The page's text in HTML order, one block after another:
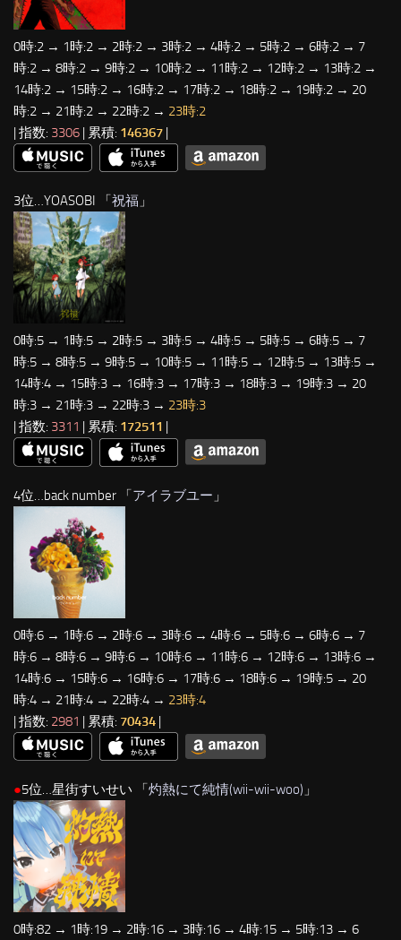
0時:2 → 1時:2 → 2時:2 → 3時:2 → 4時:2 → 5時:2 → 6時:2 → 7
時:2 → 8時:2 → 9時:2 → 10時:2 → 11時:2 → 12時:2 → 13時:2 →
14時:2 → 15時:2 → 16時:2 → 17時:2 → 18時:2 → 19時:2 → 20
時:2 → 21時:2 → 22時:2 → 23時:2
| 指数: 3306 | 累積: 146367 |
3位…YOASOBI 「 祝福 」
0時:5 → 1時:5 → 2時:5 → 3時:5 → 4時:5 → 5時:5 → 6時:5 → 7
時:5 → 8時:5 → 9時:5 → 10時:5 → 11時:5 → 12時:5 → 13時:5 →
14時:4 → 15時:3 → 16時:3 → 17時:3 → 18時:3 → 19時:3 → 20
時:3 → 21時:3 → 22時:3 → 23時:3
| 指数: 3311 | 累積: 172511
4位…back number 「アイラブユー 」
0時:6 → 1時:6 → 2時:6 → 3時:6 → 4時:6 → 5時:6 → 6時:6 → 7
時:6 → 8時:6 → 9時:6 → 10時:6 → 11時:6 → 12時:6 → 13時:6 →
14時:6 → 15時:6 → 16時:6 → 17時:6 → 18時:6 → 19時:5 → 20
時:4 → 21時:4 → 22時:4 → 23時:4
| 指数: 2981 | 累積: 70434 |
●5位…星街すいせい 「灼熱にて純情(wii-wii-woo) 」
0時:82 → 1時:19 → 2時:16 → 3時:16 → 4時:15 → 5時:13 → 6